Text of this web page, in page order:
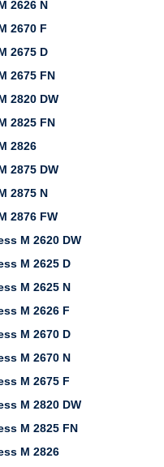
2626 N
2670 F
2675 D
2675 FN
2820 DW
2825 FN
2826
2875 DW
2875 N
2876 FW
M 2620 DW
M 2625 D
M 2625 N
M 2626 F
M 2670 D
M 2670 N
M 2675 F
M 2820 DW
M 2825 FN
M 2826